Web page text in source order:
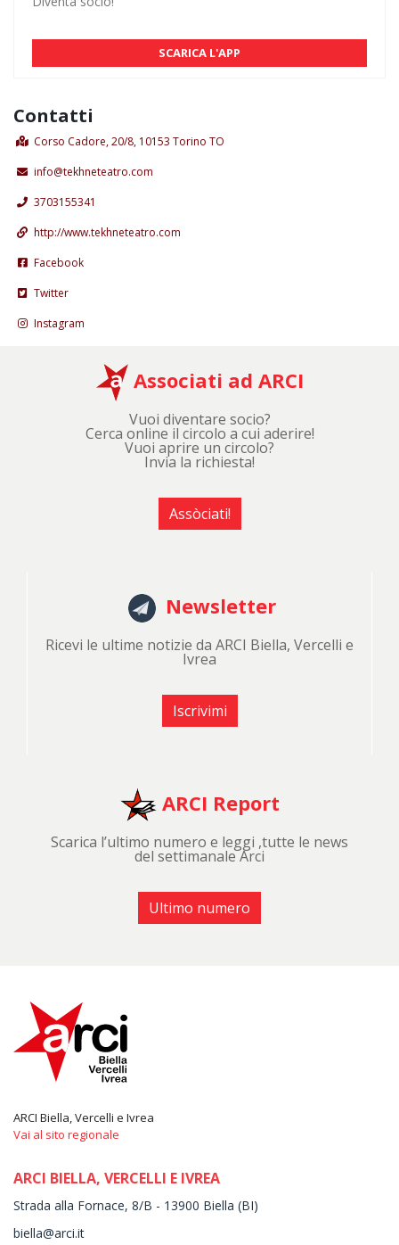
SCARICA L'APP
Contatti
Corso Cadore, 20/8, 10153 Torino TO
info@tekhneteatro.com
3703155341
http://www.tekhneteatro.com
Facebook
Twitter
Instagram
Associati ad ARCI
Vuoi diventare socio?
Cerca online il circolo a cui aderire!
Vuoi aprire un circolo?
Invia la richiesta!
Assòciati!
Newsletter
Ricevi le ultime notizie da ARCI Biella, Vercelli e
Ivrea
Iscrivimi
ARCI Report
Scarica l’ultimo numero e leggi ,tutte le news
del settimanale Arci
Ultimo numero
ARCI Biella, Vercelli e Ivrea
Vai al sito regionale
ARCI BIELLA, VERCELLI E IVREA
Strada alla Fornace, 8/B - 13900 Biella (BI)
biella@arci.it